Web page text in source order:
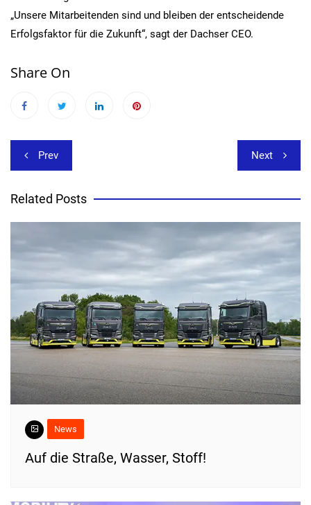
„Unsere Mitarbeitenden sind und bleiben der entscheidende
Erfolgsfaktor für die Zukunft“, sagt der Dachser CEO.
Share On
Beitragsnavigation
Prev Next
Related Posts
News
​Auf die Straße, Wasser, Stoff!